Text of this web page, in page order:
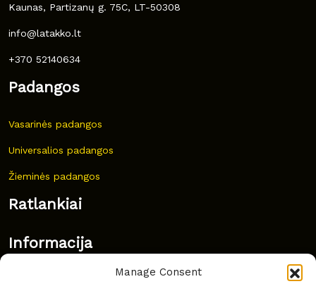
Manage Consent
Kaunas, Partizanų g. 75C, LT-50308
info@latakko.lt
+370 52140634
Padangos
Vasarinės padangos
Universalios padangos
Žieminės padangos
Ratlankiai
Informacija